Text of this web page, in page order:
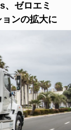
、ゼロエミ
ンの拡大に